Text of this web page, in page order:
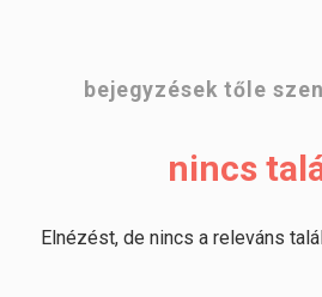
bejegyzések tőle
nincs
Elnézést, de nincs a releváns